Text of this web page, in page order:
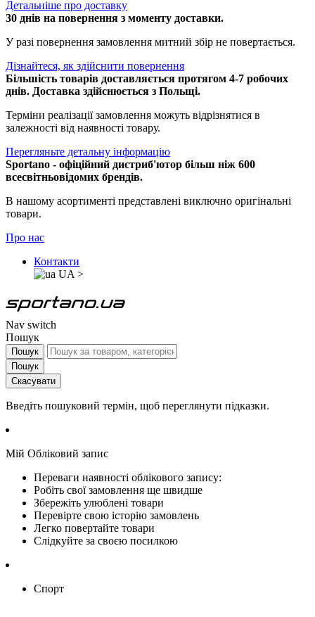
Детальніше про доставку
30 днів на повернення з моменту доставки.
У разі повернення замовлення митний збір не повертається.
Дізнайтеся, як здійснити повернення
Більшість товарів доставляється протягом 4-7 робочих
днів. Доставка здійснюється з Польщі.
Терміни реалізації замовлення можуть відрізнятися в
залежності від наявності товару.
Перегляньте детальну інформацію
Sportano - офіційний дистриб'ютор більш ніж 600
всесвітньовідомих брендів.
В нашому асортименті представлені виключно оригінальні
товари.
Про нас
Контакти
UA >
Nav switch
Пошук
Пошук
Пошук
Скасувати
Введіть пошуковий термін, щоб переглянути підказки.
Мій Обліковий запис
Переваги наявності облікового запису:
Робіть свої замовлення ще швидше
Збережіть улюблені товари
Перевірте свою історію замовлень
Легко повертайте товари
Слідкуйте за своєю посилкою
Спорт